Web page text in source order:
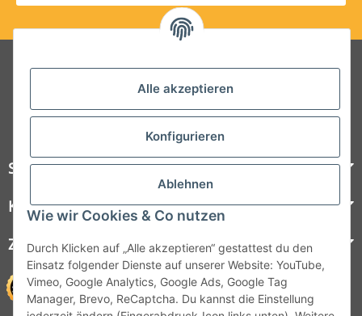
Alle akzeptieren
Konfigurieren
Ablehnen
Wie wir Cookies & Co nutzen
Durch Klicken auf „Alle akzeptieren“ gestattest du den
Einsatz folgender Dienste auf unserer Website: YouTube,
Vimeo, Google Analytics, Google Ads, Google Tag
Manager, Brevo, ReCaptcha. Du kannst die Einstellung
Folgt uns auf Social Media
Steelboxx
Kundenservice
Zahlungsmöglichkeiten